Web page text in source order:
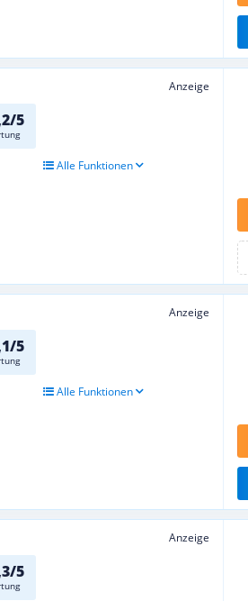
Anzeige
5
Alle Funktionen
Anzeige
5
Alle Funktionen
Anzeige
5